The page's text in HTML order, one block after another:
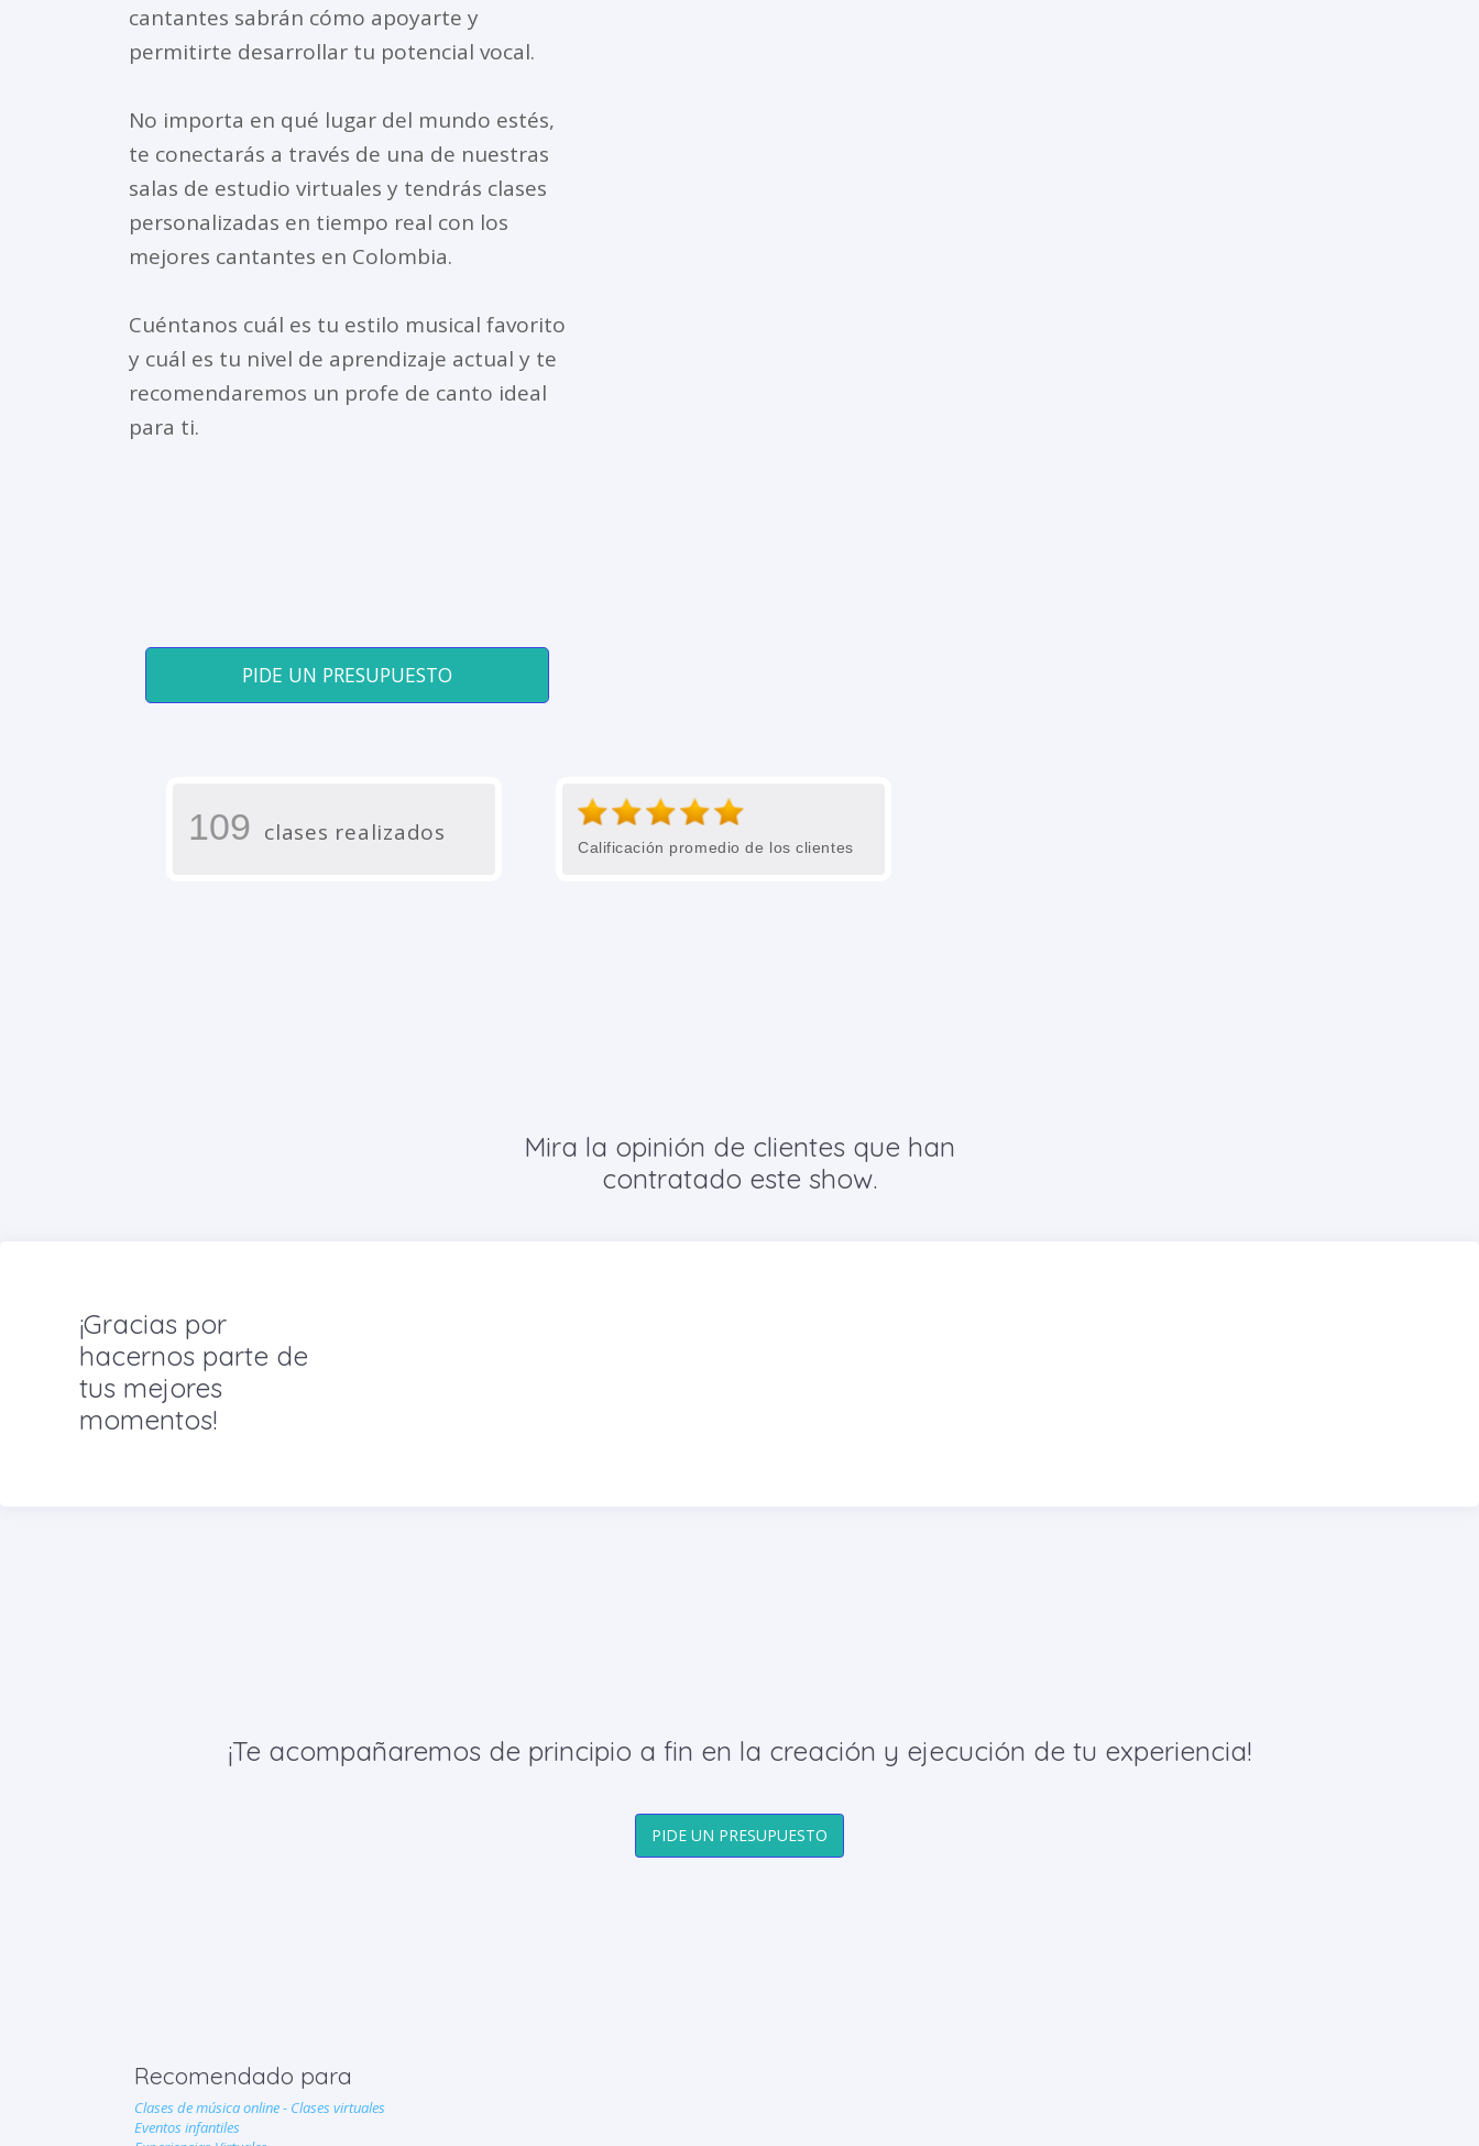
cantantes sabrán cómo apoyarte y
permitirte desarrollar tu potencial vocal.
No importa en qué lugar del mundo estés,
te conectarás a través de una de nuestras
salas de estudio virtuales y tendrás clases
personalizadas en tiempo real con los
mejores cantantes en Colombia.
Cuéntanos cuál es tu estilo musical favorito
y cuál es tu nivel de aprendizaje actual y te
recomendaremos un profe de canto ideal
para ti.
PIDE UN PRESUPUESTO
109 clases realizados
Calificación promedio de los clientes
Mira la opinión de clientes que han
contratado este show.
¡Gracias por
hacernos parte de
tus mejores
momentos!
¡Te acompañaremos de principio a fin en la creación y ejecución de tu experiencia!
PIDE UN PRESUPUESTO
Recomendado para
Clases de música online - Clases virtuales
Eventos infantiles